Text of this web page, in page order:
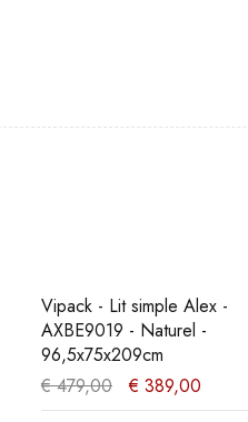
PROMO
Vipack - Lit simple Alex -
AXBE9019 - Naturel -
96,5x75x209cm
€479,00 € 389,00